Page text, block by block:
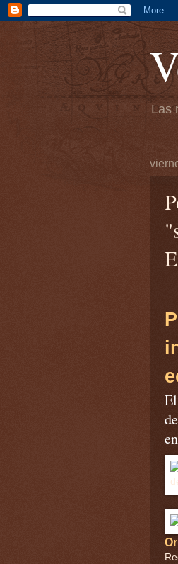
Las